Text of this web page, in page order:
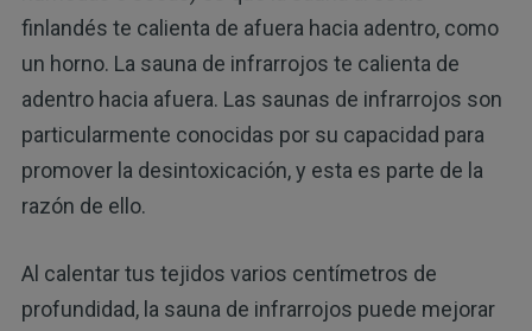
finlandés te calienta de afuera hacia adentro, como
un horno. La sauna de infrarrojos te calienta de
adentro hacia afuera. Las saunas de infrarrojos son
particularmente conocidas por su capacidad para
promover la desintoxicación, y esta es parte de la
razón de ello.
Al calentar tus tejidos varios centímetros de
profundidad, la sauna de infrarrojos puede mejorar